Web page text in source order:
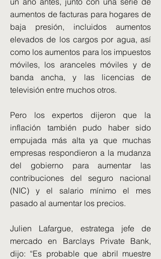
aumentos de facturas para hogares de
baja presión, incluidos aumentos
elevados de los cargos por agua, así
como los aumentos para los impuestos
móviles, los aranceles móviles y de
banda ancha, y las licencias de
televisión entre muchos otros.
Pero los expertos dijeron que la
inflación también pudo haber sido
empujada más alta ya que muchas
empresas respondieron a la mudanza
del gobierno para aumentar las
contribuciones del seguro nacional
(NIC) y el salario mínimo el mes
pasado al aumentar los precios.
Julien Lafargue, estratega jefe de
mercado en Barclays Private Bank,
dijo: “Es probable que abril muestre